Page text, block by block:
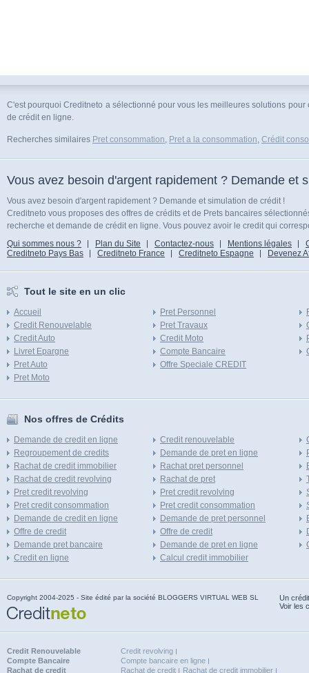
C'est pourquoi Creditneto a sélectionné pour vous les meilleures solutions
de crédit en ligne.
Recherches similaires Pret consommation, Pret a la consommation, Crédit
Vous avez besoin d'argent rapidement ? Demande et
Vous avez besoin d'argent rapidement ? Demande et simulation de crédit !
Creditneto vous proposes des offres de crédits et de Prets bancaires
recherche et demande de crédit en ligne. Vous pouvez avoir le credit qui
Qui sommes nous ?
Plan du Site Contactez-nous Mentions légales
Creditneto Pays Bas
Creditneto France Creditneto Espagne Devenez
Tout le site en un clic
Accueil
Credit Renouvelable
Credit Auto
Livret Epargne
Pret Auto
Pret Moto
Pret Personnel
Pret Travaux
Credit Moto
Compte Bancaire
Offre Speciale CREDIT
Nos offres de Crédits
Demande de credit en ligne
Regroupement de credits
Rachat de credit immobilier
Rachat de credit revolving
Pret credit revolving
Pret credit consommation
Demande de credit en ligne
Offre de credit
Demande pret bancaire
Credit en ligne
Credit renouvelable
Demande de pret en ligne
Rachat pret personnel
Rachat de pret
Pret credit revolving
Pret credit consommation
Demande de pret personnel
Offre de credit
Demande de pret en ligne
Calcul credit immobilier
Copyright 2004-2025 - Site édité par la société BLOGGERS VIRTUAL WEB SL
Un
Voir les
Credit Renouvelable
Credit revolving
Compte Bancaire
Compte bancaire en ligne
Rachat de credit
Rachat de credit Rachat de credit immobilier